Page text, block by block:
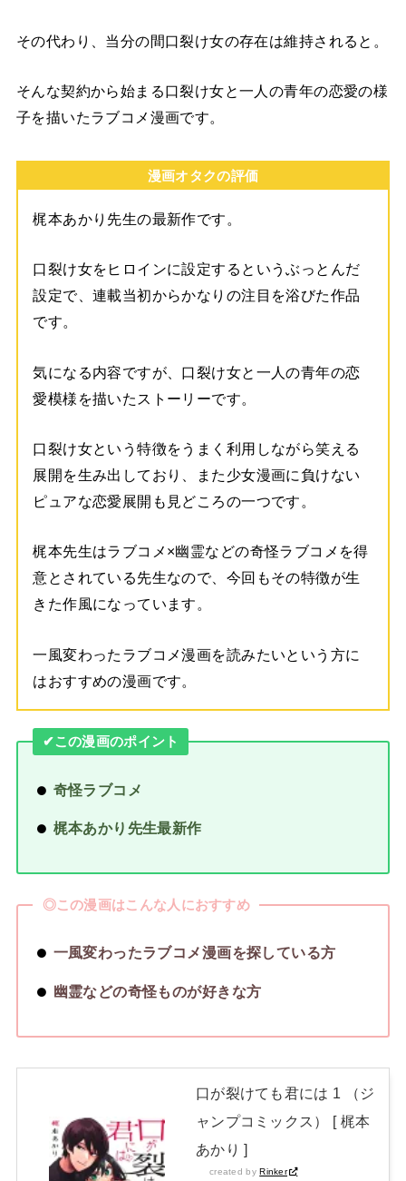
その代わり、当分の間口裂け女の存在は維持されると。
そんな契約から始まる口裂け女と一人の青年の恋愛の様
子を描いたラブコメ漫画です。
漫画オタクの評価
梶本あかり先生の最新作です。
口裂け女をヒロインに設定するというぶっとんだ
設定で、連載当初からかなりの注目を浴びた作品
です。
気になる内容ですが、口裂け女と一人の青年の恋
愛模様を描いたストーリーです。
口裂け女という特徴をうまく利用しながら笑える
展開を生み出しており、また少女漫画に負けない
ピュアな恋愛展開も見どころの一つです。
梶本先生はラブコメ×幽霊などの奇怪ラブコメを得
意とされている先生なので、今回もその特徴が生
きた作風になっています。
一風変わったラブコメ漫画を読みたいという方に
はおすすめの漫画です。
✔︎この漫画のポイント
奇怪ラブコメ
梶本あかり先生最新作
◎この漫画はこんな人におすすめ
一風変わったラブコメ漫画を探している方
幽霊などの奇怪ものが好きな方
口が裂けても君には 1 （ジ
ャンプコミックス） [ 梶本
あかり ]
created byRinker